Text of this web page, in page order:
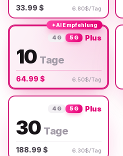
33.99 $ 6.80$/Tag
✦AI Empfehlung
4G 5G Plus
10 Tage
64.99 $ 6.50$/Tag
4G 5G Plus
30 Tage
188.99 $ 6.30$/Tag